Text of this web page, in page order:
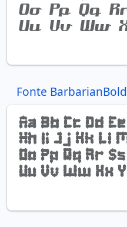
Fonte BarbarianBold